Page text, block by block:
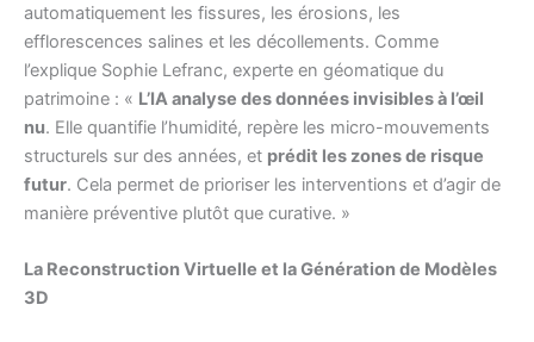
automatiquement les fissures, les érosions, les
efflorescences salines et les décollements. Comme
l’explique Sophie Lefranc, experte en géomatique du
patrimoine : « L’IA analyse des données invisibles à l’œil
nu. Elle quantifie l’humidité, repère les micro-mouvements
structurels sur des années, et prédit les zones de risque
futur. Cela permet de prioriser les interventions et d’agir de
manière préventive plutôt que curative. »
La Reconstruction Virtuelle et la Génération de Modèles
3D